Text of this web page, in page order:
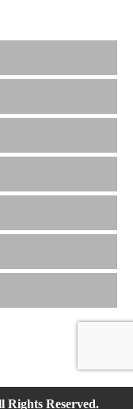
Reserved.